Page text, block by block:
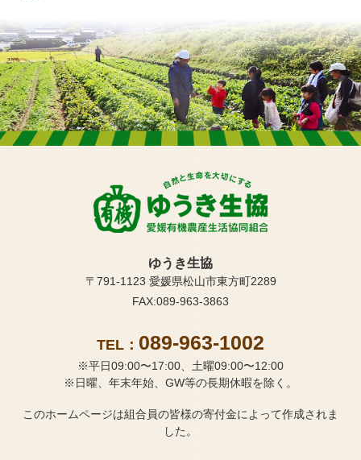
ゆうき生協
〒791-1123 愛媛県松山市東方町2289
FAX:089-963-3863
TEL： 089-963-1002
※平日09:00〜17:00、土曜09:00〜12:00
※日曜、年末年始、GW等の長期休暇を除く。
このホームページは組合員の皆様の寄付金によって作成されま
した。